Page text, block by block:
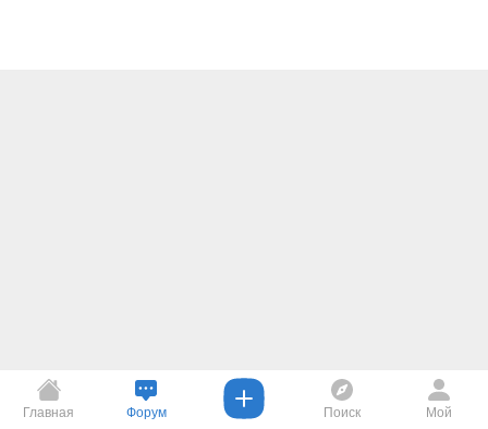
Главная Форум Поиск Мой